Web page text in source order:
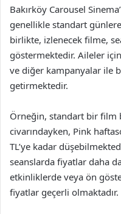
Bakırköy Carousel
genellikle standart
birlikte, izlenecek filme,
göstermektedir. Aileler
ve diğer kampanyalar ile
getirmektedir.
Örneğin, standart bir film
civarındayken, Pink
TL’ye kadar
seanslarda fiyatlar daha
etkinliklerde veya ön
fiyatlar geçerli olmaktadır.